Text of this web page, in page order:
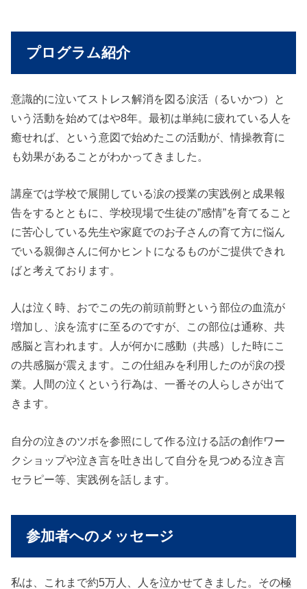
プログラム紹介
意識的に泣いてストレス解消を図る涙活（るいかつ）と
いう活動を始めてはや8年。最初は単純に疲れている人を
癒せれば、という意図で始めたこの活動が、情操教育に
も効果があることがわかってきました。
講座では学校で展開している涙の授業の実践例と成果報
告をするとともに、学校現場で生徒の”感情”を育てること
に苦心している先生や家庭でのお子さんの育て方に悩ん
でいる親御さんに何かヒントになるものがご提供できれ
ばと考えております。
人は泣く時、おでこの先の前頭前野という部位の血流が
増加し、涙を流すに至るのですが、この部位は通称、共
感脳と言われます。人が何かに感動（共感）した時にこ
の共感脳が震えます。この仕組みを利用したのが涙の授
業。人間の泣くという行為は、一番その人らしさが出て
きます。
自分の泣きのツボを参照にして作る泣ける話の創作ワー
クショップや泣き言を吐き出して自分を見つめる泣き言
セラピー等、実践例を話します。
参加者へのメッセージ
私は、これまで約5万人、人を泣かせてきました。その極